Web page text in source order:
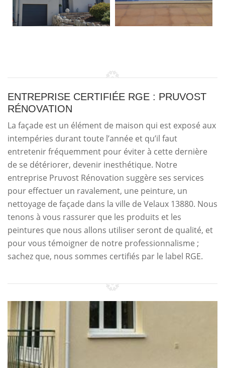
ENTREPRISE CERTIFIÉE RGE : PRUVOST
RÉNOVATION
La façade est un élément de maison qui est exposé aux
intempéries durant toute l’année et qu’il faut
entretenir fréquemment pour éviter à cette dernière
de se détériorer, devenir inesthétique. Notre
entreprise Pruvost Rénovation suggère ses services
pour effectuer un ravalement, une peinture, un
nettoyage de façade dans la ville de Velaux 13880. Nous
tenons à vous rassurer que les produits et les
peintures que nous allons utiliser seront de qualité, et
pour vous témoigner de notre professionnalisme ;
sachez que, nous sommes certifiés par le label RGE.